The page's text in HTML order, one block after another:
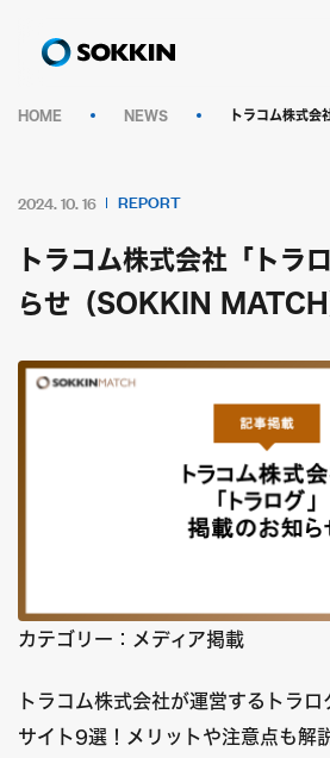
HOME NEWS トラコム株式
2024. 10. 16 REPORT
トラコム株式会社「トラ
らせ（SOKKIN MATCH
カテゴリー：メディア掲載
トラコム株式会社が運営するトラ
サイト9選！メリットや注意点も解